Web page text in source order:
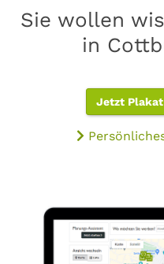
Sie wollen
in
Jetzt